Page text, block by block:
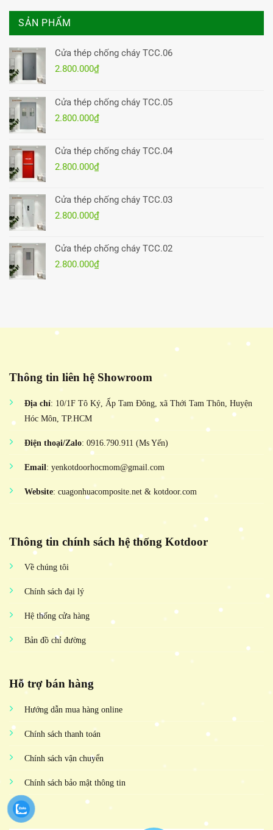
SẢN PHẨM
Cửa thép chống cháy TCC.06
2.800.000₫
Cửa thép chống cháy TCC.05
2.800.000₫
Cửa thép chống cháy TCC.04
2.800.000₫
Cửa thép chống cháy TCC.03
2.800.000₫
Cửa thép chống cháy TCC.02
2.800.000₫
Thông tin liên hệ Showroom
Địa chỉ: 10/1F Tô Ký, Ấp Tam Đông, xã Thới Tam Thôn, Huyện
Hóc Môn, TP.HCM
Điện thoại/Zalo: 0916.790.911 (Ms Yến)
Email: yenkotdoorhocmom@gmail.com
Website: cuagonhuacomposite.net & kotdoor.com
Thông tin chính sách hệ thống Kotdoor
Về chúng tôi
Chính sách đại lý
Hệ thống cửa hàng
Bản đồ chỉ đường
Hỗ trợ bán hàng
Hướng dẫn mua hàng online
Chính sách thanh toán
Chính sách vận chuyển
Chính sách bảo mật thông tin